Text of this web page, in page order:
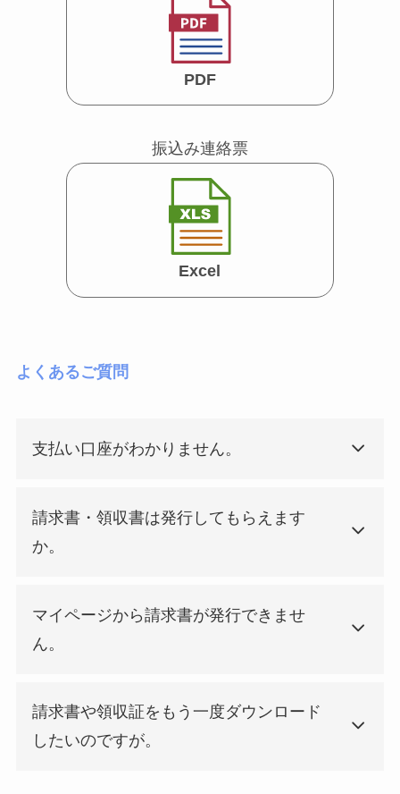
PDF
振込み連絡票
Excel
よくあるご質問
支払い口座がわかりません。
請求書・領収書は発行してもらえます
か。
マイページから請求書が発行できませ
ん。
請求書や領収証をもう一度ダウンロード
したいのですが。